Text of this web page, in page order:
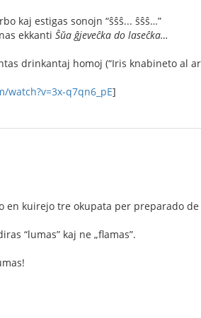
kaj estigas sonojn “ŝŝŝ... ŝŝŝ…”
ekkanti Ŝŭa ĝjeveĉka do laseĉka…
drinkantaj homoj (“Iris knabineto al
q7qn6_pE]
en kuirejo tre okupata per preparado
“lumas” kaj ne „flamas”.